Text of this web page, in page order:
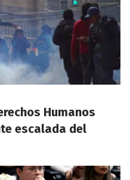
Humanos
escalada del